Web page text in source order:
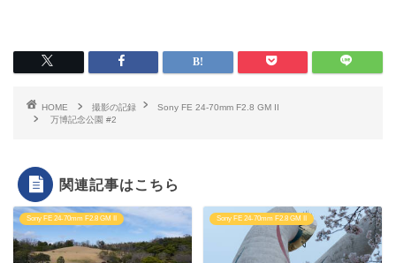
HOME 撮影の記録
Sony FE 24-70mm F2.8 GM II
万博記念公園 #2
関連記事はこちら
Sony FE 24-70mm F2.8 GM II Sony FE 24-70mm F2.8 GM II